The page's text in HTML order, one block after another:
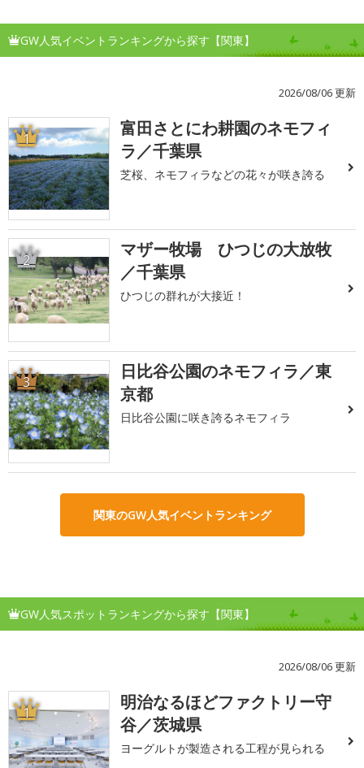
GW人気イベントランキングから探す【関東】
2026/08/06 更新
1
富田さとにわ耕園のネモフィ
ラ／千葉県
芝桜、ネモフィラなどの花々が咲き誇る
2
マザー牧場 ひつじの大放牧
／千葉県
ひつじの群れが大接近！
3
日比谷公園のネモフィラ／東
京都
日比谷公園に咲き誇るネモフィラ
関東のGW人気イベントランキング
GW人気スポットランキングから探す【関東】
2026/08/06 更新
1
明治なるほどファクトリー守
谷／茨城県
ヨーグルトが製造される工程が見られる